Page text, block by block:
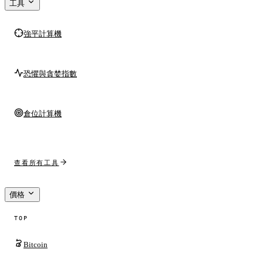
工具
強平計算機
恐懼與貪婪指數
倉位計算機
查看所有工具
價格
TOP
Bitcoin